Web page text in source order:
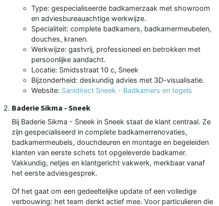
Type: gespecialiseerde badkamerzaak met showroom
en adviesbureauachtige werkwijze.
Specialiteit: complete badkamers, badkamermeubelen,
douches, kranen.
Werkwijze: gastvrij, professioneel en betrokken met
persoonlijke aandacht.
Locatie: Smidsstraat 10 c, Sneek
Bijzonderheid: deskundig advies met 3D-visualisatie.
Website: Sanidirect Sneek - Badkamers en tegels
Baderie Sikma - Sneek
Bij Baderie Sikma - Sneek in Sneek staat de klant centraal. Ze
zijn gespecialiseerd in complete badkamerrenovaties,
badkamermeubels, douchdeuren en montage en begeleiden
klanten van eerste schets tot opgeleverde badkamer.
Vakkundig, netjes en klantgericht vakwerk, merkbaar vanaf
het eerste adviesgesprek.
Of het gaat om een gedeeltelijke update of een volledige
verbouwing: het team denkt actief mee. Voor particulieren die